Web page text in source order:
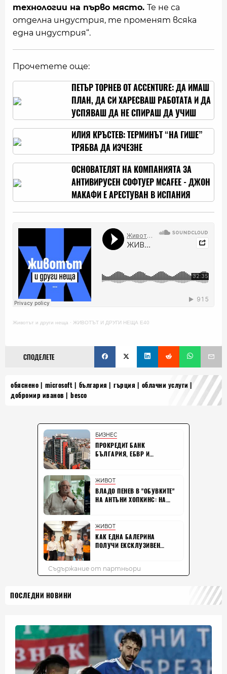
технологии на първо място. Те не са
отделна индустрия, те променят всяка
една индустрия“.
Прочетете още:
ПЕТЪР ТОРНЕВ ОТ ACCENTURE: ДА ИМАШ
ПЛАН, ДА СИ ХАРЕСВАШ РАБОТАТА И ДА
УСПЯВАШ ДА НЕ СПИРАШ ДА УЧИШ
ИЛИЯ КРЪСТЕВ: ТЕРМИНЪТ “НА ГИШЕ”
ТРЯБВА ДА ИЗЧЕЗНЕ
ОСНОВАТЕЛЯТ НА КОМПАНИЯТА ЗА
АНТИВИРУСЕН СОФТУЕР MCAFEE - ДЖОН
МАКАФИ Е АРЕСТУВАН В ИСПАНИЯ
Животът и други неща · ЖИВОТЪТ И ДРУГИ НЕЩА E40
СПОДЕЛЕТЕ
обяснено microsoft българия гърция
облачни услуги
добромир иванов
besco
ПОСЛЕДНИ НОВИНИ